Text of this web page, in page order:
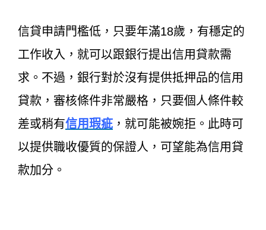
信貸申請門檻低，只要年滿18歲，有穩定的
工作收入，就可以跟銀行提出信用貸款需
求。不過，銀行對於沒有提供抵押品的信用
貸款，審核條件非常嚴格，只要個人條件較
差或稍有信用瑕疵 ，就可能被婉拒。此時可
以提供職收優質的保證人，可望能為信用貸
款加分。